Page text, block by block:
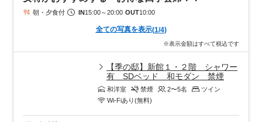
朝・夕食付 IN15:00～20:00 OUT10:00
全ての写真を表示(1/4)
※表示金額はすべて税込です
【季の邸】新館１・２階 シャワー
有 SDベッド 和モダン 禁煙
和洋室 禁煙 2〜5名
ツイン
Wi-Fiあり(無料)